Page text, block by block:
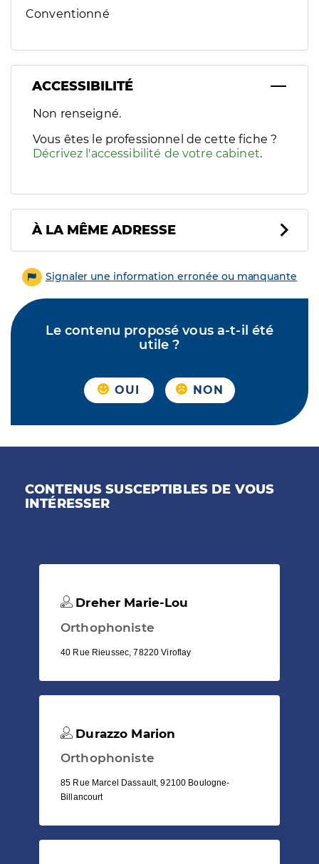
Conventionné
ACCESSIBILITÉ
Filtres
Sélectionnez un ou plusieurs handicaps/besoins
Non renseigné.
Vous êtes le professionnel de cette fiche ?
Décrivez l'accessibilité de votre cabinet.
À LA MÊME ADRESSE
Signaler une information erronée ou manquante
Le contenu proposé vous a-t-il été
utile ?
OUI NON
CONTENUS SUSCEPTIBLES DE VOUS
INTÉRESSER
Dreher Marie-Lou
Orthophoniste
40 Rue Rieussec, 78220 Viroflay
Durazzo Marion
Orthophoniste
85 Rue Marcel Dassault, 92100 Boulogne-
Billancourt